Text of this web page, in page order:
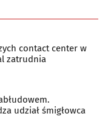
contact center w
zatrudnia
udział śmigłowca